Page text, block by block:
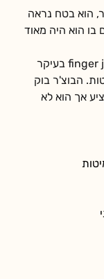
הוא בטח נראה
בו הוא היה מאוד
אנחנו משתמשים במשטחי בוצ'ר בוק finger joint בעיקר
הבוצ'ר בוק
אך הוא לא